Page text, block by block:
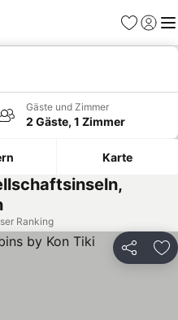
Favoriten
Gäste und Zimmer
2 Gäste, 1 Zimmer
Karte
Ranking
Teilen